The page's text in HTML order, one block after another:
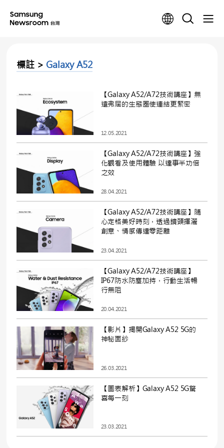
標註 > Galaxy A52
【Galaxy A52/A72技術講座】無
遠弗屆的生態圈使連結更緊密
12.05.2021
【Galaxy A52/A72技術講座】強
化觀看及使用體驗 以達事半功倍
之效
28.04.2021
【Galaxy A52/A72技術講座】隨
心定格美好時刻，透過鏡頭揮灑
創意、情感傳達零距離
23.04.2021
【Galaxy A52/A72技術講座】
IP67防水防塵加持，行動生活暢
行無阻
20.04.2021
【影片】揭開Galaxy A52 5G的
神秘面紗
26.03.2021
【圖表解析】Galaxy A52 5G驚
喜每一刻
23.03.2021